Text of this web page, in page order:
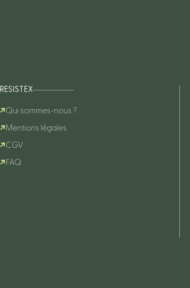
RESISTEX
Qui sommes-nous ?
Mentions légales
CGV
FAQ